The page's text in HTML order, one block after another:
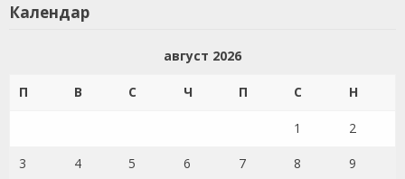
Календар
август 2026
П В С Ч П С Н
1 2
3 4 5 6 7 8 9